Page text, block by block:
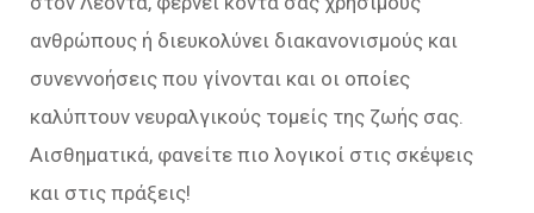
ανθρώπους ή διευκολύνει διακανονισμούς και
συνεννοήσεις που γίνονται και οι οποίες
καλύπτουν νευραλγικούς τομείς της ζωής σας.
Αισθηματικά, φανείτε πιο λογικοί στις σκέψεις
και στις πράξεις!